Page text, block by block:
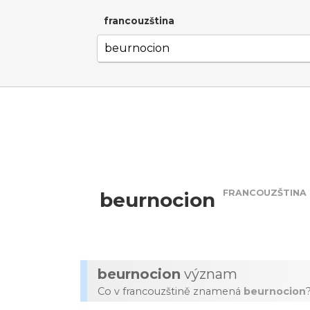
francouzština
beurnocion FRANCOUZŠTINA
beurnocion význam
Co v francouzštině znamená beurnocion